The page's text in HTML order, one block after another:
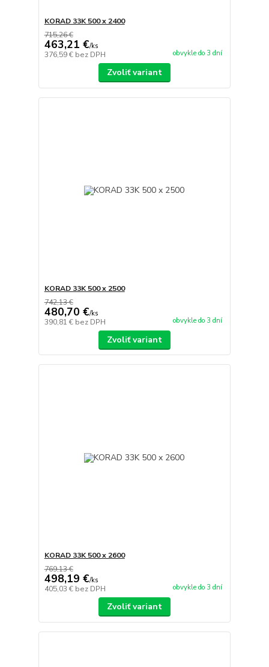
KORAD 33K 500 x 2400
715,26 €
463,21 €/ks
376,59 € bez DPH obvykle do 3 dní
Zvoliť variant
KORAD 33K 500 x 2500
742,13 €
480,70 €/ks
390,81 € bez DPH obvykle do 3 dní
Zvoliť variant
KORAD 33K 500 x 2600
769,13 €
498,19 €/ks
405,03 € bez DPH obvykle do 3 dní
Zvoliť variant